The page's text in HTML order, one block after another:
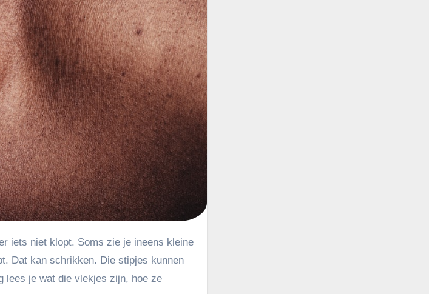
Dat kan schrikken. Die stipjes kunnen
lees je wat die vlekjes zijn, hoe ze